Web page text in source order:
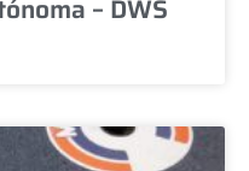
– DWS